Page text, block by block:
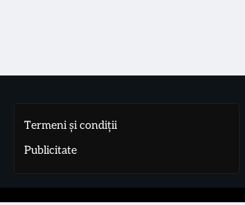
Termeni și condiții
Publicitate